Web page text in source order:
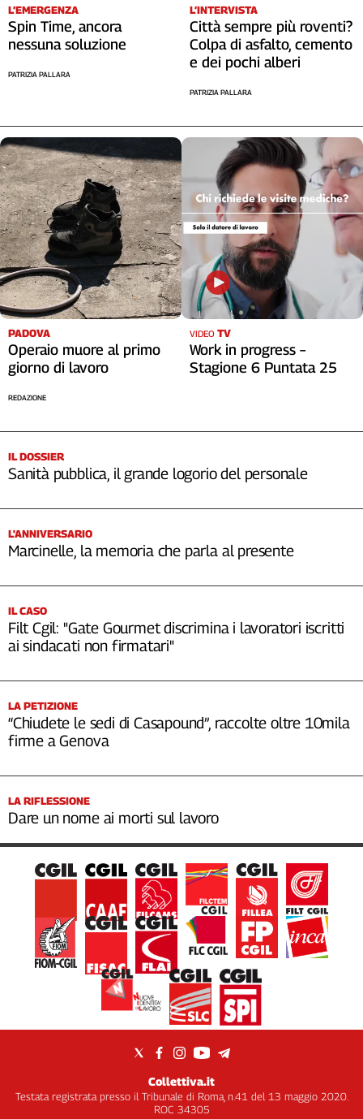
L’EMERGENZA
Spin Time, ancora
nessuna soluzione
PATRIZIA PALLARA
L’INTERVISTA
Città sempre più roventi?
Colpa di asfalto, cemento
e dei pochi alberi
PATRIZIA PALLARA
PADOVA
Operaio muore al primo
giorno di lavoro
REDAZIONE
VIDEO TV
Work in progress –
Stagione 6 Puntata 25
IL DOSSIER
Sanità pubblica, il grande logorio del personale
L'ANNIVERSARIO
Marcinelle, la memoria che parla al presente
IL CASO
Filt Cgil: "Gate Gourmet discrimina i lavoratori iscritti
ai sindacati non firmatari"
LA PETIZIONE
“Chiudete le sedi di Casapound”, raccolte oltre 10mila
firme a Genova
LA RIFLESSIONE
Dare un nome ai morti sul lavoro
Collettiva.it
Testata registrata presso il Tribunale di Roma, n.41 del 13 maggio 2020.
ROC 34305